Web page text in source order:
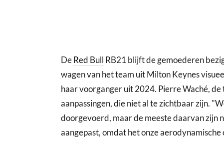
DeRed Bull RB21 blijft de gemoederen
wagen van het team uit Milton Keynes
haar voorganger uit 2024. Pierre Waché,
aanpassingen, die niet al te zichtbaar zijn.
doorgevoerd, maar de meeste daarvan zijn
aangepast, omdat het onze